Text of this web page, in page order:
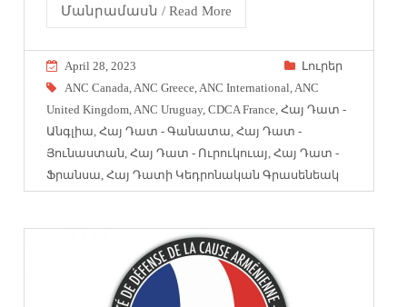
Մանրամասն / Read More
April 28, 2023
Լուրեր
ANC Canada,ANC Greece,ANC International,ANC
United Kingdom,ANC Uruguay,CDCA France,Հայ Դատ -
Անգլիա,Հայ Դատ - Գանատա,Հայ Դատ -
Յունաստան,Հայ Դատ - Ուրուկուայ,Հայ Դատ -
Ֆրանսա,Հայ Դատի Կեդրոնական Գրասենեակ